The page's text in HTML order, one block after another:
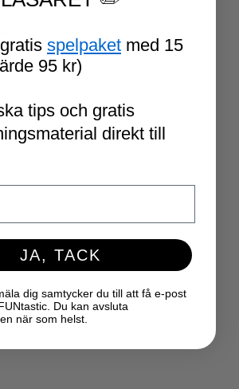
spelpaket med 15
95 kr)
tips och gratis
direkt till
JA, TACK
dig samtycker du till att få e-post
Du kan avsluta
när som helst.